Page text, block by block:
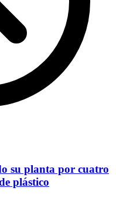
su planta por cuatro
plástico